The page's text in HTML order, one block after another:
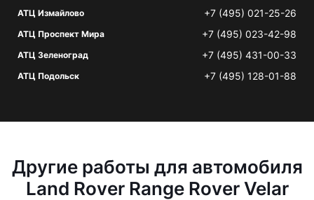
АТЦ Измайлово +7 (495) 021-25-26
АТЦ Проспект Мира +7 (495) 023-42-98
АТЦ Зеленоград +7 (495) 431-00-33
АТЦ Подольск +7 (495) 128-01-88
Другие работы для автомобиля
Land Rover Range Rover Velar